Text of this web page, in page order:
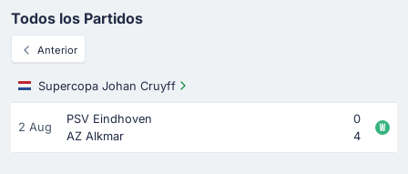
Todos los Partidos
Anterior
Supercopa Johan Cruyff
2 Aug
PSV Eindhoven
0
AZ Alkmar
4